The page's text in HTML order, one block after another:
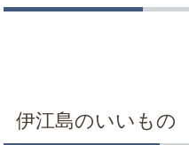
伊江島のいいもの